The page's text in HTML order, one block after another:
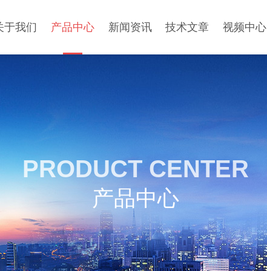
于我们 产品中心 新闻资讯 技术文章 视频中心
PRODUCT CENTER
产品中心